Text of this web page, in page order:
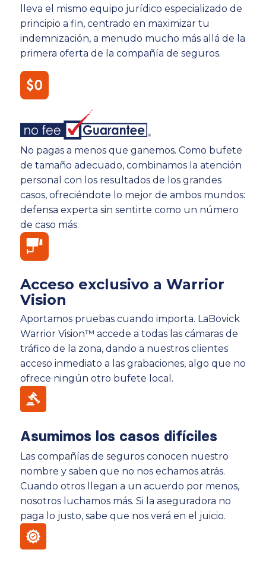
lleva el mismo equipo jurídico especializado de
principio a fin, centrado en maximizar tu
indemnización, a menudo mucho más allá de la
primera oferta de la compañía de seguros.
No pagas a menos que ganemos. Como bufete
de tamaño adecuado, combinamos la atención
personal con los resultados de los grandes
casos, ofreciéndote lo mejor de ambos mundos:
defensa experta sin sentirte como un número
de caso más.
Acceso exclusivo a Warrior
Vision
Aportamos pruebas cuando importa. LaBovick
Warrior Vision™ accede a todas las cámaras de
tráfico de la zona, dando a nuestros clientes
acceso inmediato a las grabaciones, algo que no
ofrece ningún otro bufete local.
Asumimos los casos difíciles
Las compañías de seguros conocen nuestro
nombre y saben que no nos echamos atrás.
Cuando otros llegan a un acuerdo por menos,
nosotros luchamos más. Si la aseguradora no
paga lo justo, sabe que nos verá en el juicio.